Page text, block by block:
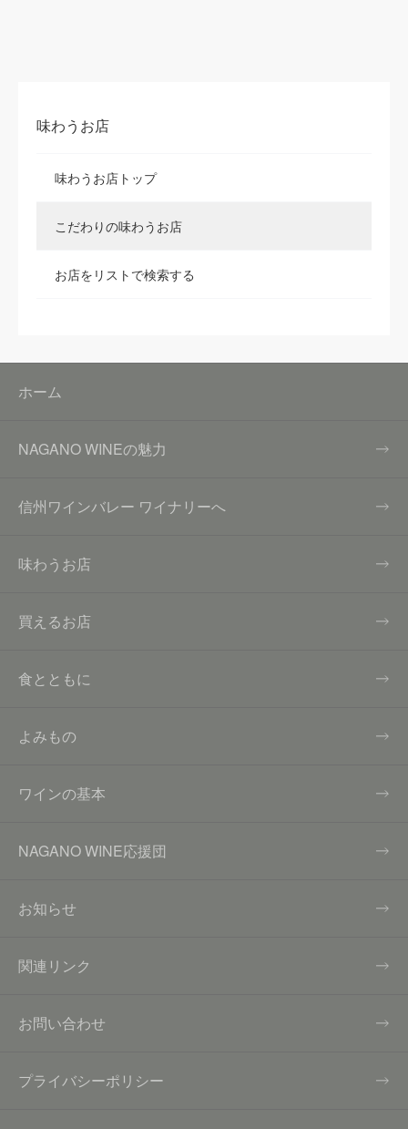
味わうお店
味わうお店トップ
こだわりの味わうお店
お店をリストで検索する
ホーム
NAGANO WINEの魅力
信州ワインバレー ワイナリーへ
味わうお店
買えるお店
食とともに
よみもの
ワインの基本
NAGANO WINE応援団
お知らせ
関連リンク
お問い合わせ
プライバシーポリシー